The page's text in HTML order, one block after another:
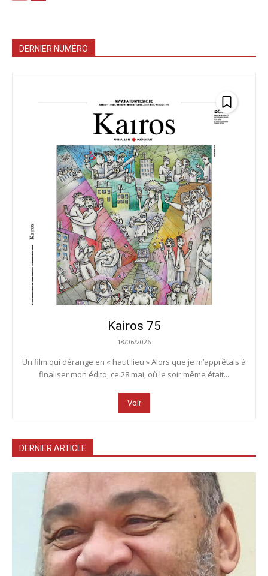
DERNIER NUMÉRO
Kairos 75
18/06/2026
Un film qui dérange en « haut lieu » Alors que je m’apprêtais à
finaliser mon édito, ce 28 mai, où le soir même était...
Voir
DERNIER ARTICLE